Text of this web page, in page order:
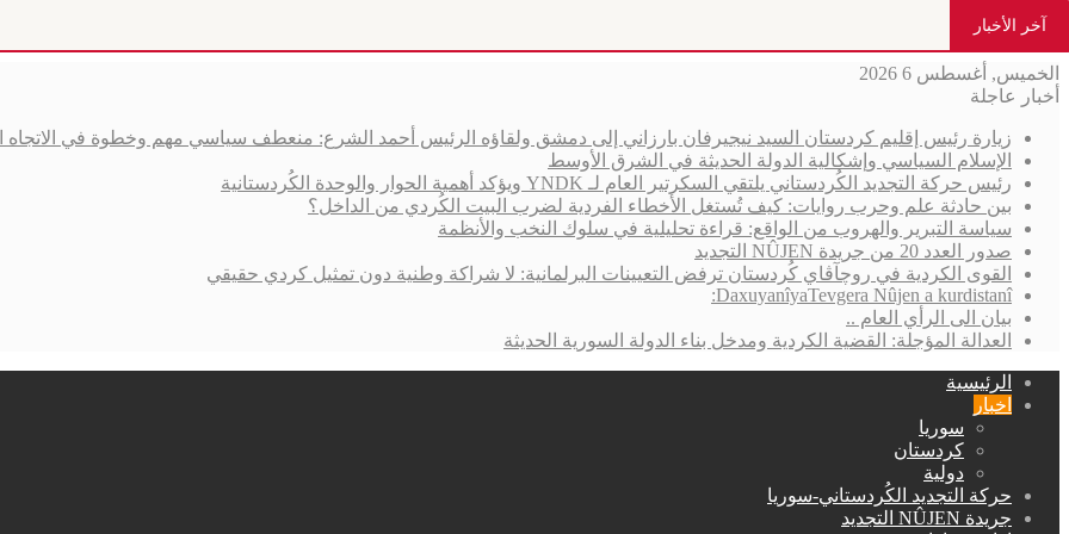
آخر الأخبار
الخميس, أغسطس 6 2026
أخبار عاجلة
زيارة رئيس إقليم كردستان السيد نيجيرفان بارزاني إلى دمشق ولقاؤه الرئيس أحمد الشرع: منعطف سياسي مهم وخطوة في الاتجاه
الإسلام السياسي وإشكالية الدولة الحديثة في الشرق الأوسط
رئيس حركة التجديد الكُردستاني يلتقي السكرتير العام لـ YNDK ويؤكد أهمية الحوار والوحدة الكُردستانية
بين حادثة علم وحرب روايات: كيف تُستغل الأخطاء الفردية لضرب البيت الكُردي من الداخل؟
سياسة التبرير والهروب من الواقع: قراءة تحليلية في سلوك النخب والأنظمة
صدور العدد 20 من جريدة NÛJEN التجديد
القوى الكردية في روچآڤاي كُردستان ترفض التعيينات البرلمانية: لا شراكة وطنية دون تمثيل كردي حقيقي
DaxuyanîyaTevgera Nûjen a kurdistanî:
بيان الى الرأي العام ..
العدالة المؤجلة: القضية الكردية ومدخل بناء الدولة السورية الحديثة
الرئيسية
اخبار
سوريا
كردستان
دولية
حركة التجديد الكُردستاني-سوريا
جريدة NÛJEN التجديد